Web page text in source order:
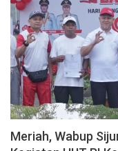
Meriah, Wabup